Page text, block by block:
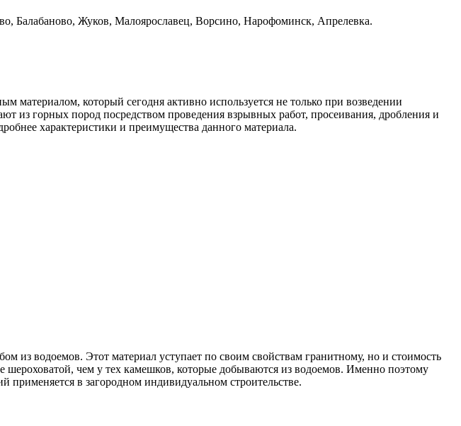
Балабаново, Жуков, Малоярославец, Ворсино, Нарофоминск, Апрелевка.
материалом, который сегодня активно используется не только при возведении
из горных пород посредством проведения взрывных работ, просеивания, дробления и
характеристики и преимущества данного материала.
из водоемов. Этот материал уступает по своим свойствам гранитному, но и стоимость
шероховатой, чем у тех камешков, которые добываются из водоемов. Именно поэтому
применяется в загородном индивидуальном строительстве.